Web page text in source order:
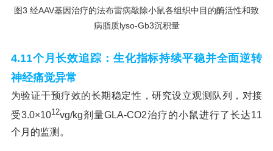
图3 经AAV基因治疗的法布雷病敲除小鼠各组织中目的酶活性和致
病脂质lyso-Gb3沉积量
4.11个月长效追踪：生化指标持续平稳并全面逆转
神经痛觉异常
为验证干预疗效的长期稳定性，研究设立观测队列，对接
受3.0×1012vg/kg剂量GLA-CO2治疗的小鼠进行了长达11
个月的监测。